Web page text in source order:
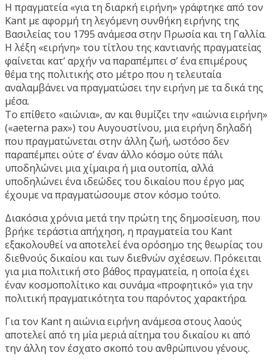
Η πραγματεία «για τη διαρκή ειρήνη» γράφτηκε από τον
Kant με αφορμή τη λεγόμενη συνθήκη ειρήνης της
Βασιλείας του 1795 ανάμεσα στην Πρωσία και τη Γαλλία.
Η λέξη «ειρήνη» του τίτλου της καντιανής πραγματείας
φαίνεται κατ’ αρχήν να παραπέμπει σ’ ένα επιμέρους
θέμα της πολιτικής στο μέτρο που η τελευταία
αναλαμβάνει να πραγματώσει την ειρήνη με τα δικά της
μέσα.
Το επίθετο «αιώνια», αν και θυμίζει την «αιώνια ειρήνη»
(«aeterna pax») του Αυγουστίνου, μια ειρήνη δηλαδή
που πραγματώνεται στην άλλη ζωή, ωστόσο δεν
παραπέμπει ούτε σ’ έναν άλλο κόσμο ούτε πάλι
υποδηλώνει μια χίμαιρα ή μια ουτοπία, αλλά
υποδηλώνει ένα ιδεώδες του δικαίου που έργο μας
έχουμε να πραγματώσουμε στον κόσμο τούτο.
Διακόσια χρόνια μετά την πρώτη της δημοσίευση, που
βρήκε τεράστια απήχηση, η πραγματεία του Kant
εξακολουθεί να αποτελεί ένα ορόσημο της θεωρίας του
διεθνούς δικαίου και των διεθνών σχέσεων. Πρόκειται
για μια πολιτική στο βάθος πραγματεία, η οποία έχει
έναν κοσμοπολίτικο και συνάμα «προφητικό» για την
πολιτική πραγματικότητα του παρόντος χαρακτήρα.
Για τον Kant η αιώνια ειρήνη ανάμεσα στους λαούς
αποτελεί από τη μία μεριά αίτημα του δικαίου κι από
την άλλη τον έσχατο σκοπό του ανθρώπινου γένους.